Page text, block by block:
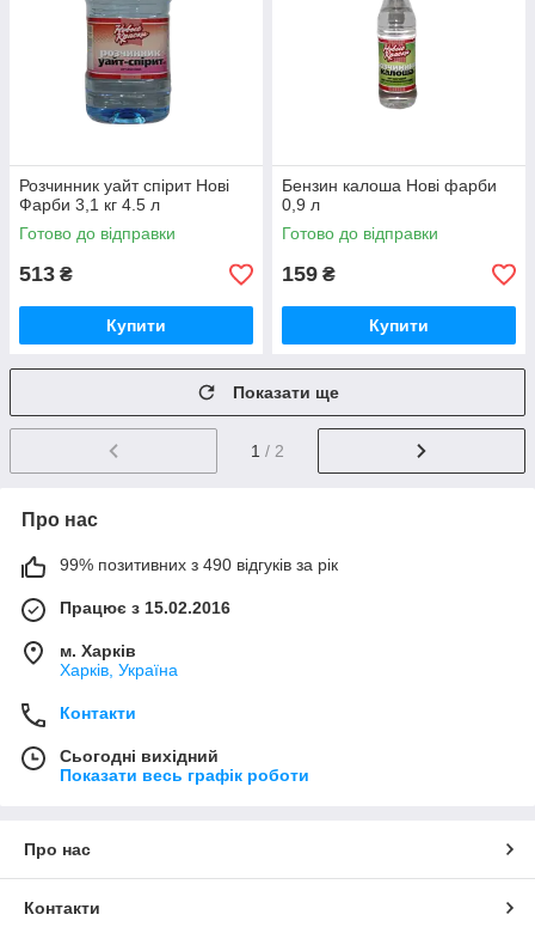
Розчинник уайт спірит Нові
Фарби 3,1 кг 4.5 л
Готово до відправки
513 ₴
Купити
Бензин калоша Нові фарби
0,9 л
Готово до відправки
159 ₴
Купити
Показати ще
1 / 2
Про нас
99% позитивних з 490 відгуків за рік
Працює з 15.02.2016
м. Харків
Харків, Україна
Контакти
Сьогодні вихідний
Показати весь графік роботи
Про нас
Контакти